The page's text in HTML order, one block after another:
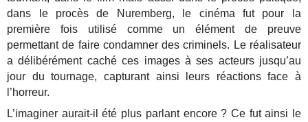
dans le procès de Nuremberg, le cinéma fut pour la
première fois utilisé comme un élément de preuve
permettant de faire condamner des criminels. Le réalisateur
a délibérément caché ces images à ses acteurs jusqu’au
jour du tournage, capturant ainsi leurs réactions face à
l’horreur.
L’imaginer aurait-il été plus parlant encore ? Ce fut ainsi le